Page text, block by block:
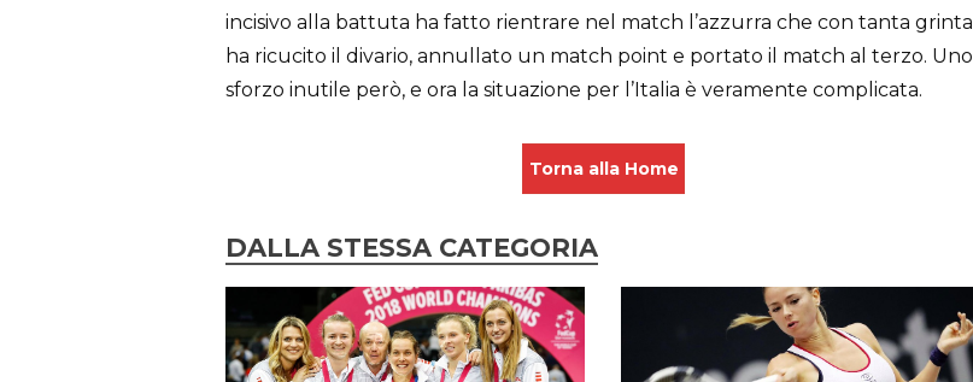
incisivo alla battuta ha fatto rientrare nel match l’azzurra che con tanta grinta
ha ricucito il divario, annullato un match point e portato il match al terzo. Uno
sforzo inutile però, e ora la situazione per l’Italia è veramente complicata.
Torna alla Home
DALLA STESSA CATEGORIA